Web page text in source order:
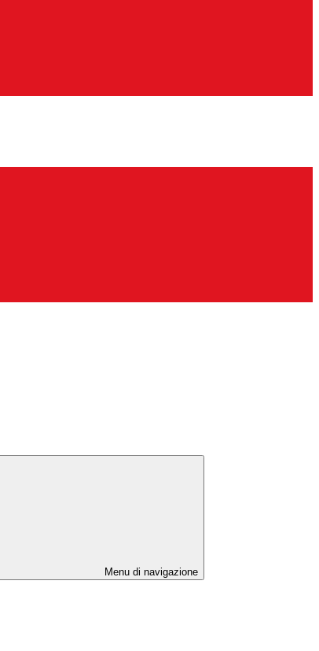
Menu di navigazione